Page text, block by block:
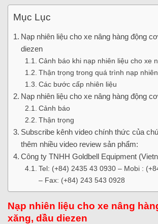
Mục Lục
Nạp nhiên liệu cho xe nâng hàng động
diezen
Cảnh báo khi nạp nhiên liệu cho xe
Thận trọng trong quá trình nạp
Các bước cấp nhiên liệu
Nạp nhiên liệu cho xe nâng hàng động
Cảnh báo
Thận trọng
Subscribe kênh video chính thức của
thêm nhiều video review sản phẩm:
Công ty TNHH Goldbell Equipment
Tel: (+84) 2435 43 0930 – Mobi :
– Fax: (+84) 243 543 0928
Nạp nhiên liệu cho xe nâng
xăng, dầu diezen